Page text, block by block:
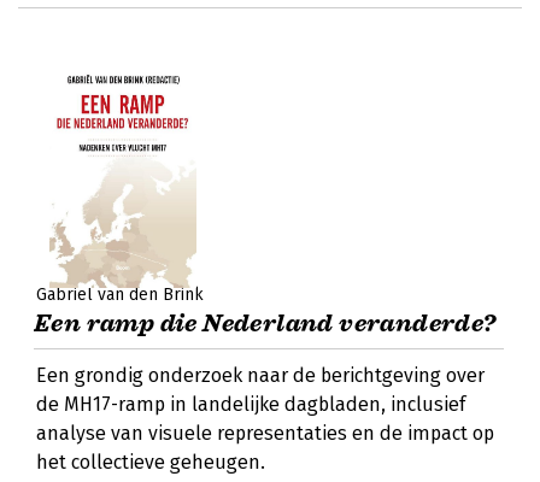
Gabriël van den Brink
Een ramp die Nederland veranderde?
Een grondig onderzoek naar de berichtgeving over
de MH17-ramp in landelijke dagbladen, inclusief
analyse van visuele representaties en de impact op
het collectieve geheugen.